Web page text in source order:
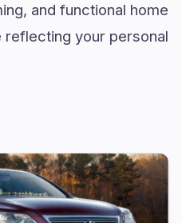
and functional home
your personal